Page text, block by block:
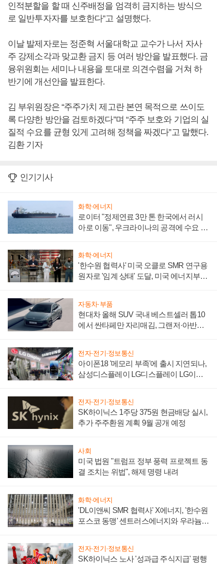
인적분할을 할 때 신주배정을 엄격히 금지하는 방식으
로 일반투자자를 보호한다”고 설명했다.
이날 발제자로는 정준혁 서울대학교 교수가 나서 자사
주 강제소각과 맞교환 금지 등 여러 방안을 발표했다. 금
융위원회는 세미나 내용을 토대로 의견수렴을 거쳐 하
반기에 개선안을 발표한다.
김 부위원장은 “주주가치 제고란 본연 목적으로 쓰이도
록 다양한 방안을 검토하겠다”며 “주주 보호와 기업의 실
질적 수요를 균형 있게 고려해 정책을 짜겠다”고 말했다.
김환 기자
인기기사
화학·에너지
로이터 "정제연료 3만 톤 한국에서 러시
아로 이동", 우크라이나의 공격에 수요 늘
화학·에너지
'한수원 협력사' 미국 오클로 SMR 연구용
원자로 '임계 상태' 도달, 미국 에너지부
자동차·부품
현대차 올해 SUV 국내 베스트셀러 톱10
에서 싼타페만 자리매김, 그랜저·아반떼
전자·전기·정보통신
아이폰18 '메모리 부족'에 출시 지연되나,
삼성디스플레이 LG디스플레이 LG이노
전자·전기·정보통신
SK하이닉스 1주당 375원 현금배당 실시,
추가 주주환원 계획 9월 공개 예정
사회
미국 법원 "트럼프 정부 풍력 프로젝트 동
결 조치는 위법", 해제 명령 내려
화학·에너지
'DL이앤씨 SMR 협력사' X에너지, '한수원
포스코 동맹' 센트러스에너지와 우라늄
전자·전기·정보통신
SK하이닉스 노사 '성과급 주식지급' 평행